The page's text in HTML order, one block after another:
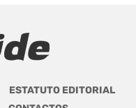
ESTATUTO EDITORIAL